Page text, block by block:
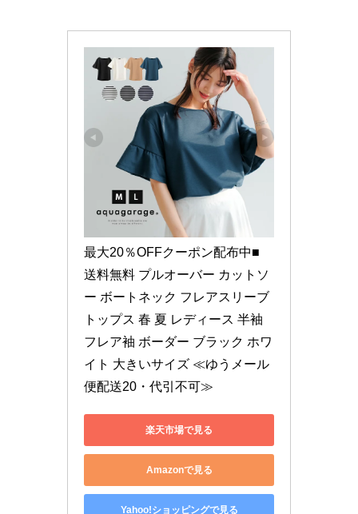
最大20％OFFクーポン配布中■
送料無料 プルオーバー カットソ
ー ボートネック フレアスリーブ
トップス 春 夏 レディース 半袖
フレア袖 ボーダー ブラック ホワ
イト 大きいサイズ ≪ゆうメール
便配送20・代引不可≫
楽天市場で見る
Amazonで見る
Yahoo!ショッピングで見る